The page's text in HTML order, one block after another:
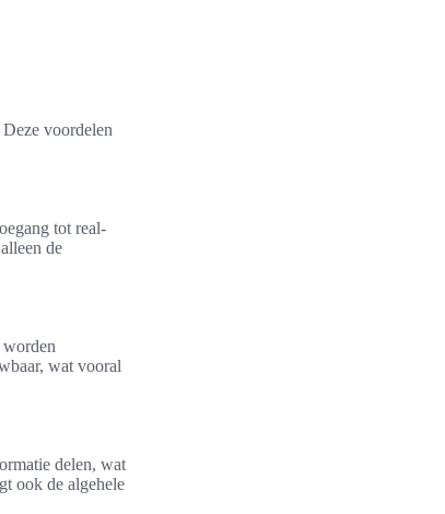
voordelen
tot real-
de
wat vooral
delen, wat
ook de algehele